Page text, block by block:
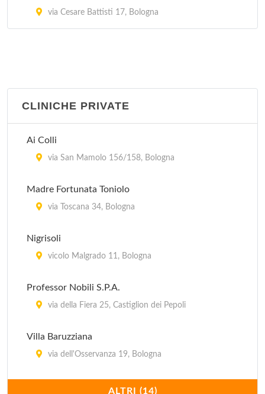
via Cesare Battisti 17, Bologna
CLINICHE PRIVATE
Ai Colli
via San Mamolo 156/158, Bologna
Madre Fortunata Toniolo
via Toscana 34, Bologna
Nigrisoli
vicolo Malgrado 11, Bologna
Professor Nobili S.P.A.
via della Fiera 25, Castiglion dei Pepoli
Villa Baruzziana
via dell'Osservanza 19, Bologna
ALTRI (14)